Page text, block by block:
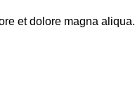
et dolore magna aliqua.